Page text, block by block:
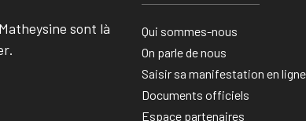
sont là
Qui sommes-nous
On parle de nous
Saisir sa manifestation en ligne​
Documents officiels
Espace partenaires